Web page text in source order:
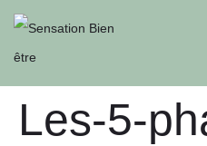
Les-5-